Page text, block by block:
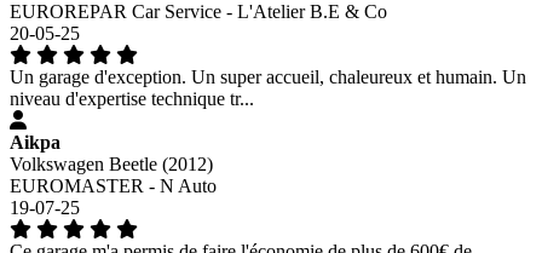
EUROREPAR Car Service - L'Atelier B.E & Co
20-05-25
Un garage d'exception. Un super accueil, chaleureux et humain. Un
niveau d'expertise technique tr...
Aikpa
Volkswagen Beetle (2012)
EUROMASTER - N Auto
19-07-25